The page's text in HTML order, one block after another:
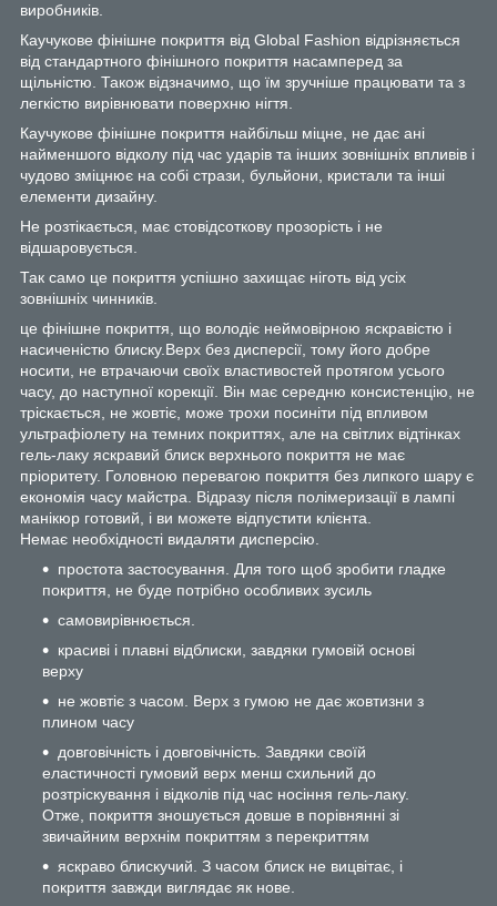
виробників.
Каучукове фінішне покриття від Global Fashion відрізняється
від стандартного фінішного покриття насамперед за
щільністю. Також відзначимо, що їм зручніше працювати та з
легкістю вирівнювати поверхню нігтя.
Каучукове фінішне покриття найбільш міцне, не дає ані
найменшого відколу під час ударів та інших зовнішніх впливів і
чудово зміцнює на собі стрази, бульйони, кристали та інші
елементи дизайну.
Не розтікається, має стовідсоткову прозорість і не
відшаровується.
Так само це покриття успішно захищає ніготь від усіх
зовнішніх чинників.
це фінішне покриття, що володіє неймовірною яскравістю і
насиченістю блиску.Верх без дисперсії, тому його добре
носити, не втрачаючи своїх властивостей протягом усього
часу, до наступної корекції. Він має середню консистенцію, не
тріскається, не жовтіє, може трохи посиніти під впливом
ультрафіолету на темних покриттях, але на світлих відтінках
гель-лаку яскравий блиск верхнього покриття не має
пріоритету. Головною перевагою покриття без липкого шару є
економія часу майстра. Відразу після полімеризації в лампі
манікюр готовий, і ви можете відпустити клієнта.
Немає необхідності видаляти дисперсію.
простота застосування. Для того щоб зробити гладке
покриття, не буде потрібно особливих зусиль
самовирівнюється.
красиві і плавні відблиски, завдяки гумовій основі
верху
не жовтіє з часом. Верх з гумою не дає жовтизни з
плином часу
довговічність і довговічність. Завдяки своїй
еластичності гумовий верх менш схильний до
розтріскування і відколів під час носіння гель-лаку.
Отже, покриття зношується довше в порівнянні зі
звичайним верхнім покриттям з перекриттям
яскраво блискучий. З часом блиск не вицвітає, і
покриття завжди виглядає як нове.